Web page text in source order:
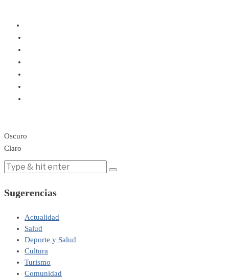
Oscuro
Claro
Sugerencias
Actualidad
Salud
Deporte y Salud
Cultura
Turismo
Comunidad